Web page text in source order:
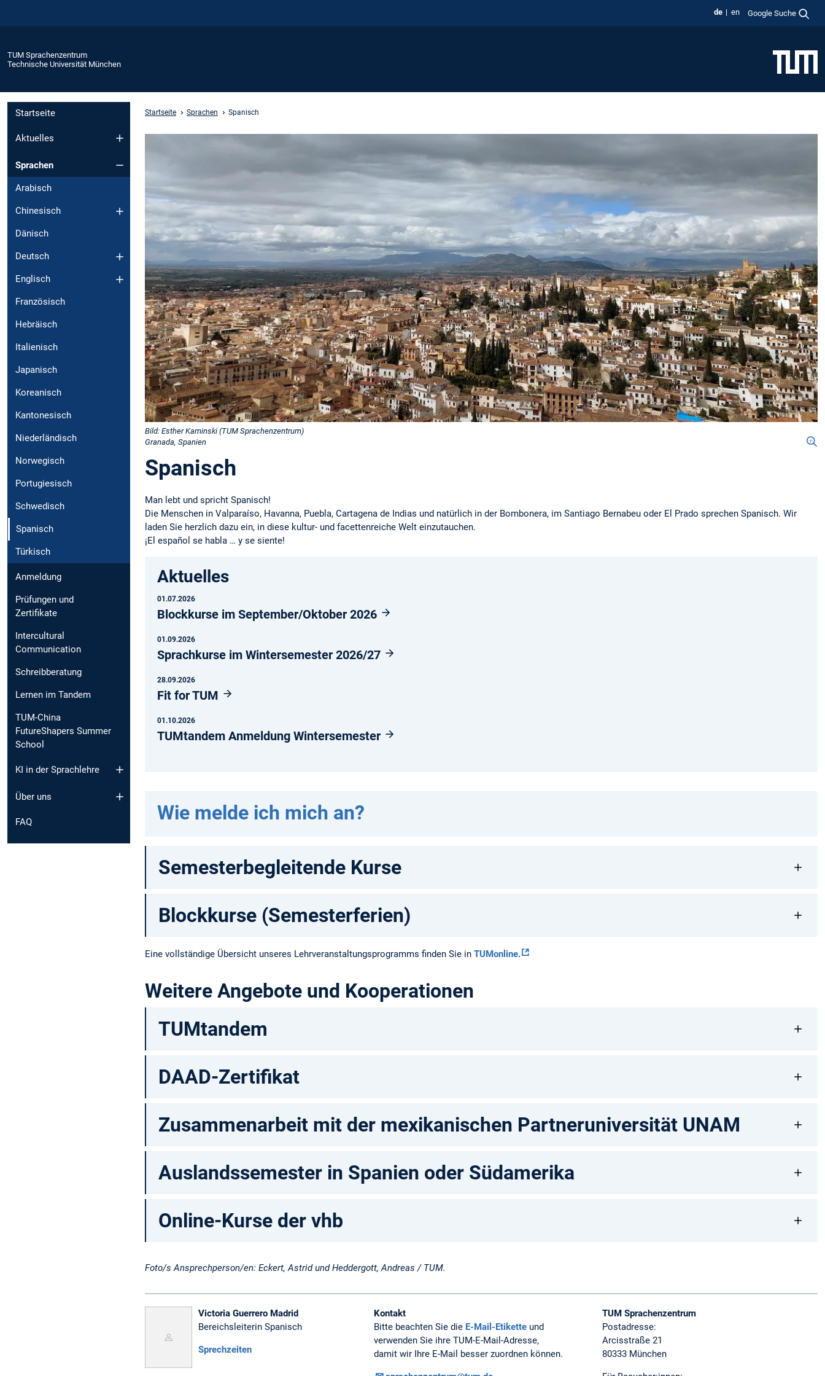
de en Google Suche
TUM Sprachenzentrum
Technische Universität München
Startseite
Aktuelles
Sprachen
Arabisch
Chinesisch
Dänisch
Deutsch
Englisch
Französisch
Hebräisch
Italienisch
Japanisch
Koreanisch
Kantonesisch
Niederländisch
Norwegisch
Portugiesisch
Schwedisch
Spanisch
Türkisch
Anmeldung
Prüfungen und
Zertifikate
Intercultural
Communication
Schreibberatung
Lernen im Tandem
TUM-China
FutureShapers Summer
School
KI in der Sprachlehre
Über uns
FAQ
Startseite Sprachen Spanisch
Bild: Esther Kaminski (TUM Sprachenzentrum)
Granada, Spanien
Spanisch
Man lebt und spricht Spanisch!
Die Menschen in Valparaíso, Havanna, Puebla, Cartagena de Indias und natürlich in der Bombonera, im Santiago Bernabeu oder El Prado sprechen Spanisch. Wir
laden Sie herzlich dazu ein, in diese kultur- und facettenreiche Welt einzutauchen.
¡El español se habla … y se siente!
Aktuelles
01.07.2026
Blockkurse im September/Oktober 2026
01.09.2026
Sprachkurse im Wintersemester 2026/27
28.09.2026
Fit for TUM
01.10.2026
TUMtandem Anmeldung Wintersemester
Wie melde ich mich an?
Semesterbegleitende Kurse
Blockkurse (Semesterferien)
Eine vollständige Übersicht unseres Lehrveranstaltungsprogramms finden Sie in TUMonline.
Weitere Angebote und Kooperationen
TUMtandem
DAAD-Zertifikat
Zusammenarbeit mit der mexikanischen Partneruniversität UNAM
Auslandssemester in Spanien oder Südamerika
Online-Kurse der vhb
Foto/s Ansprechperson/en: Eckert, Astrid und Heddergott, Andreas / TUM.
Victoria Guerrero Madrid
Bereichsleiterin Spanisch
Sprechzeiten
Kontakt
Bitte beachten Sie die E-Mail-Etiketteund
verwenden Sie ihre TUM-E-Mail-Adresse,
damit wir Ihre E-Mail besser zuordnen können.
TUM Sprachenzentrum
Postadresse:
Arcisstraße 21
80333 München